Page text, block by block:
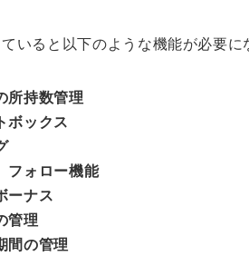
いると以下のような機能が必要に
所持数管理
ボックス
フォロー機能
ーナス
管理
間の管理